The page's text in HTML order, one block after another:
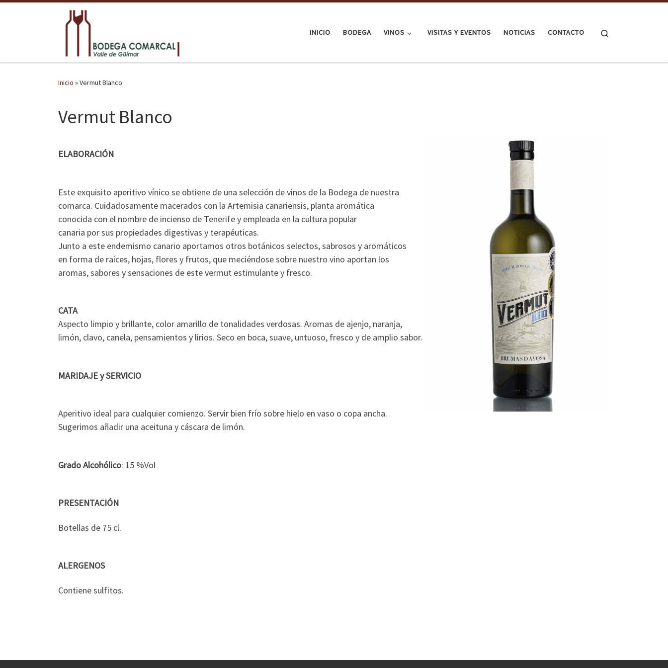
INICIO BODEGA VINOS VISITAS Y EVENTOS NOTICIAS CONTACTO
Inicio »Vermut Blanco
Vermut Blanco
ELABORACIÓN
Este exquisito aperitivo vínico se obtiene de una selección de vinos de la Bodega de nuestra
comarca. Cuidadosamente macerados con la Artemisia canariensis, planta aromática
conocida con el nombre de incienso de Tenerife y empleada en la cultura popular
canaria por sus propiedades digestivas y terapéuticas.
Junto a este endemismo canario aportamos otros botánicos selectos, sabrosos y aromáticos
en forma de raíces, hojas, flores y frutos, que meciéndose sobre nuestro vino aportan los
aromas, sabores y sensaciones de este vermut estimulante y fresco.
CATA
Aspecto limpio y brillante, color amarillo de tonalidades verdosas. Aromas de ajenjo, naranja,
limón, clavo, canela, pensamientos y lirios. Seco en boca, suave, untuoso, fresco y de amplio sabor.
MARIDAJE y SERVICIO
Aperitivo ideal para cualquier comienzo. Servir bien frío sobre hielo en vaso o copa ancha.
Sugerimos añadir una aceituna y cáscara de limón.
Grado Alcohólico: 15 %Vol
PRESENTACIÓN
Botellas de 75 cl.
ALERGENOS
Contiene sulfitos.